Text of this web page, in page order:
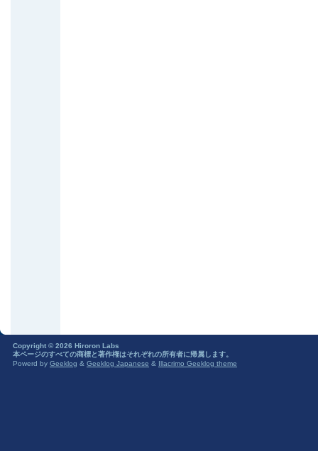
Copyright © 2026 Hiroron Labs
本ページのすべての商標と著作権はそれぞれの所有者に帰属します。
Powerd by Geeklog & Geeklog Japanese & Illacrimo Geeklog theme